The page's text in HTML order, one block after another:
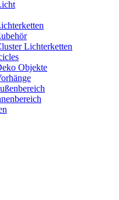
Lichterketten
Objekte